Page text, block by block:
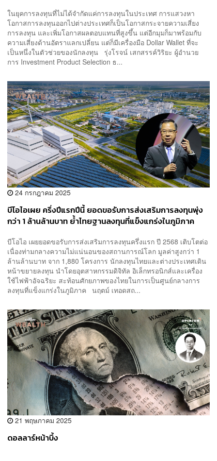
ในยุคการลงทุนที่ไม่ได้จำกัดแค่การลงทุนในประเทศ การแสวงหา
โอกาสการลงทุนออกไปต่างประเทศก็เป็นโอกาสกระจายความเสี่ยง
การลงทุน และเพิ่มโอกาสผลตอบแทนที่สูงขึ้น แต่อีกมุมก็มาพร้อมกับ
ความเสี่ยงด้านอัตราแลกเปลี่ยน แต่ก็มีเครื่องมือ Dollar Wallet ที่จะ
เป็นหนึ่งในตัวช่วยของนักลงทุน รุ่งโรจน์ เสกสรรค์วิริยะ ผู้อำนวย
การ Investment Product Selection ธ...
24 กรกฎาคม 2025
บีโอไอเผย ครึ่งปีแรกปีนี้ ยอดขอรับการส่งเสริมการลงทุนพุ่ง
กว่า 1 ล้านล้านบาท ย้ำไทยฐานลงทุนที่แข็งแกร่งในภูมิภาค
บีโอไอ เผยยอดขอรับการส่งเสริมการลงทุนครึ่งแรก ปี 2568 เติบโตต่อ
เนื่องท่ามกลางความไม่แน่นอนของสถานการณ์โลก มูลค่าสูงกว่า 1
ล้านล้านบาท จาก 1,880 โครงการ นักลงทุนไทยและต่างประเทศเดิน
หน้าขยายลงทุน นำโดยอุตสาหกรรมดิจิทัล อิเล็กทรอนิกส์และเครื่อง
ใช้ไฟฟ้าอัจฉริยะ สะท้อนศักยภาพของไทยในการเป็นศูนย์กลางการ
ลงทุนที่แข็งแกร่งในภูมิภาค นฤตม์ เทอดสถ...
21 พฤษภาคม 2025
ดอลลาร์หน้าบึ้ง